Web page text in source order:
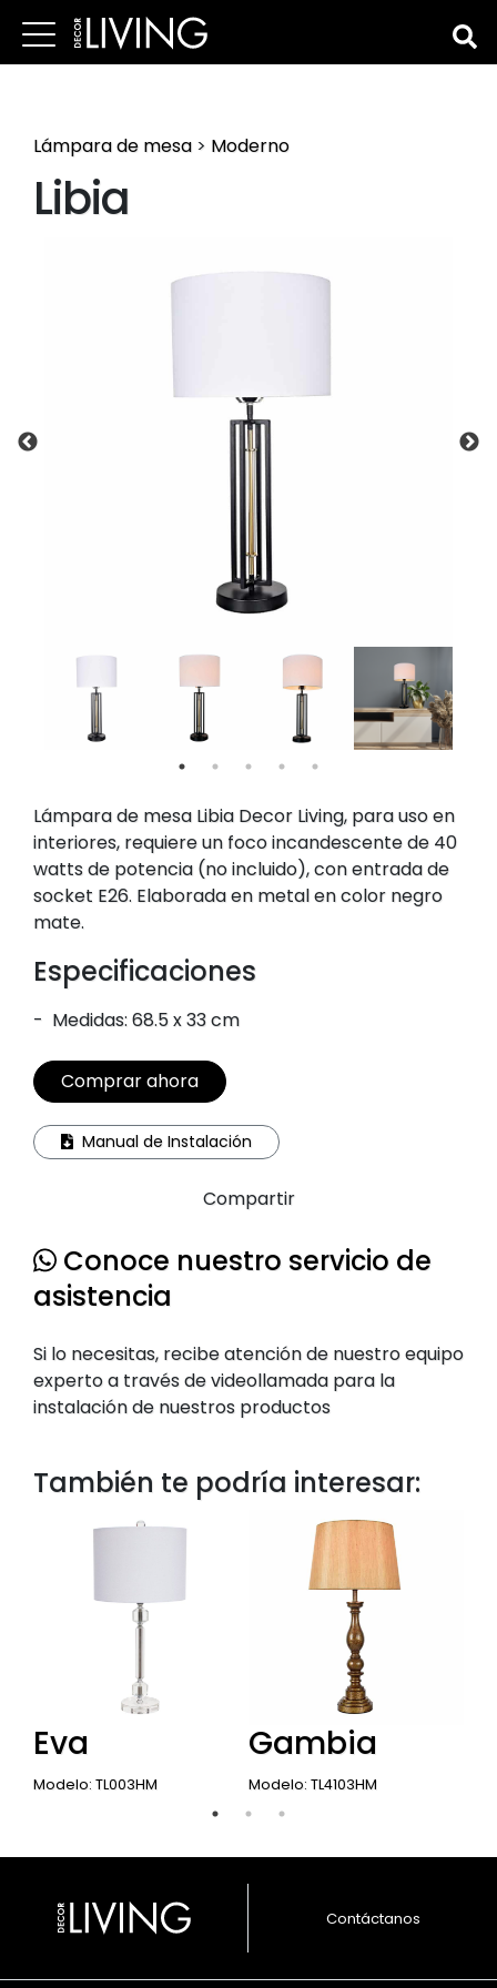
Compartir
Lámpara de mesa > Moderno
Libia
Lámpara de mesa Libia Decor Living, para uso en
interiores, requiere un foco incandescente de 40
watts de potencia (no incluido), con entrada de
socket E26. Elaborada en metal en color negro
mate.
Especificaciones
- Medidas: 68.5 x 33 cm
Comprar ahora
Manual de Instalación
Conoce nuestro servicio de
asistencia
Si lo necesitas, recibe atención de nuestro equipo
experto a través de videollamada para la
instalación de nuestros productos
También te podría interesar:
Eva
Modelo: TL003HM
Gambia
Modelo: TL4103HM
Contáctanos